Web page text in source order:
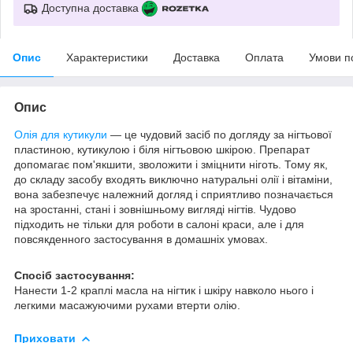
Доступна доставка
Опис Характеристики Доставка Оплата Умови
Опис
Олія для кутикули ― це чудовий засіб по догляду за нігтьової
пластиною, кутикулою і біля нігтьовою шкірою. Препарат
допомагає пом'якшити, зволожити і зміцнити ніготь. Тому як,
до складу засобу входять виключно натуральні олії і вітаміни,
вона забезпечує належний догляд і сприятливо позначається
на зростанні, стані і зовнішньому вигляді нігтів. Чудово
підходить не тільки для роботи в салоні краси, але і для
повсякденного застосування в домашніх умовах.
Спосіб застосування:
Нанести 1-2 краплі масла на нігтик і шкіру навколо нього і
легкими масажуючими рухами втерти олію.
Приховати